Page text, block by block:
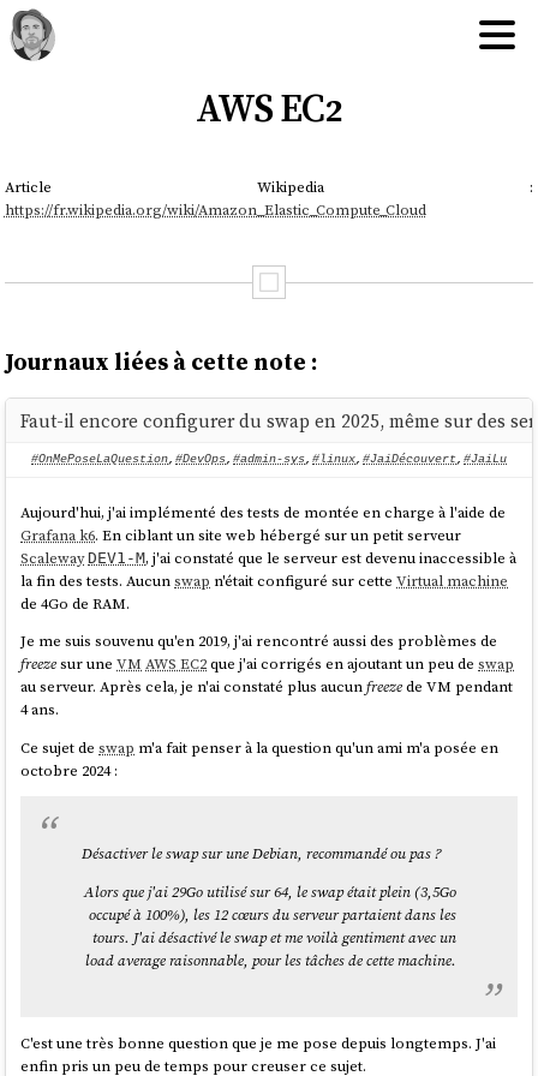
AWS EC2
Article Wikipedia :
https://fr.wikipedia.org/wiki/Amazon_Elastic_Compute_Cloud
Journaux liées à cette note :
Faut-il encore configurer du swap en 2025, même sur des
#OnMePoseLaQuestion, #DevOps, #admin-sys, #linux, #JaiDécouvert, #JaiLu
Aujourd'hui, j'ai implémenté des tests de montée en charge à l'aide de
Grafana k6. En ciblant un site web hébergé sur un petit serveur
Scaleway DEV1-M, j'ai constaté que le serveur est devenu inaccessible à
la fin des tests. Aucunswap n'était configuré sur cetteVirtual machine
de 4Go de RAM.
Je me suis souvenu qu'en 2019, j'ai rencontré aussi des problèmes de
freezesur uneVM AWS EC2que j'ai corrigés en ajoutant un peu deswap
au serveur. Après cela, je n'ai constaté plus aucunfreezede VM pendant
4 ans.
Ce sujet deswap m'a fait penser à la question qu'un ami m'a posée en
octobre 2024 :
Désactiver le swap sur une Debian, recommandé ou pas ?
Alors que j'ai 29Go utilisé sur 64, le swap était plein (3,5Go
occupé à 100%), les 12 cœurs du serveur partaient dans les
tours. J'ai désactivé le swap et me voilà gentiment avec un
load average raisonnable, pour les tâches de cette machine.
C'est une très bonne question que je me pose depuis longtemps. J'ai
enfin pris un peu de temps pour creuser ce sujet.